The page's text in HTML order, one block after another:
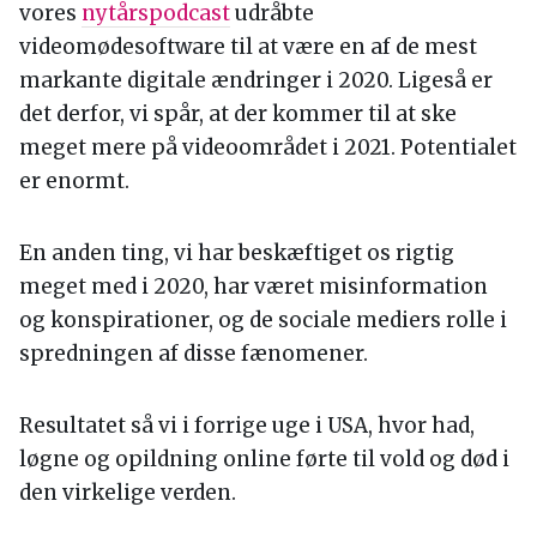
vores nytårspodcastudråbte
videomødesoftware til at være en af de mest
markante digitale ændringer i 2020. Ligeså er
det derfor, vi spår, at der kommer til at ske
meget mere på videoområdet i 2021. Potentialet
er enormt.
En anden ting, vi har beskæftiget os rigtig
meget med i 2020, har været misinformation
og konspirationer, og de sociale mediers rolle i
spredningen af disse fænomener.
Resultatet så vi i forrige uge i USA, hvor had,
løgne og opildning online førte til vold og død i
den virkelige verden.